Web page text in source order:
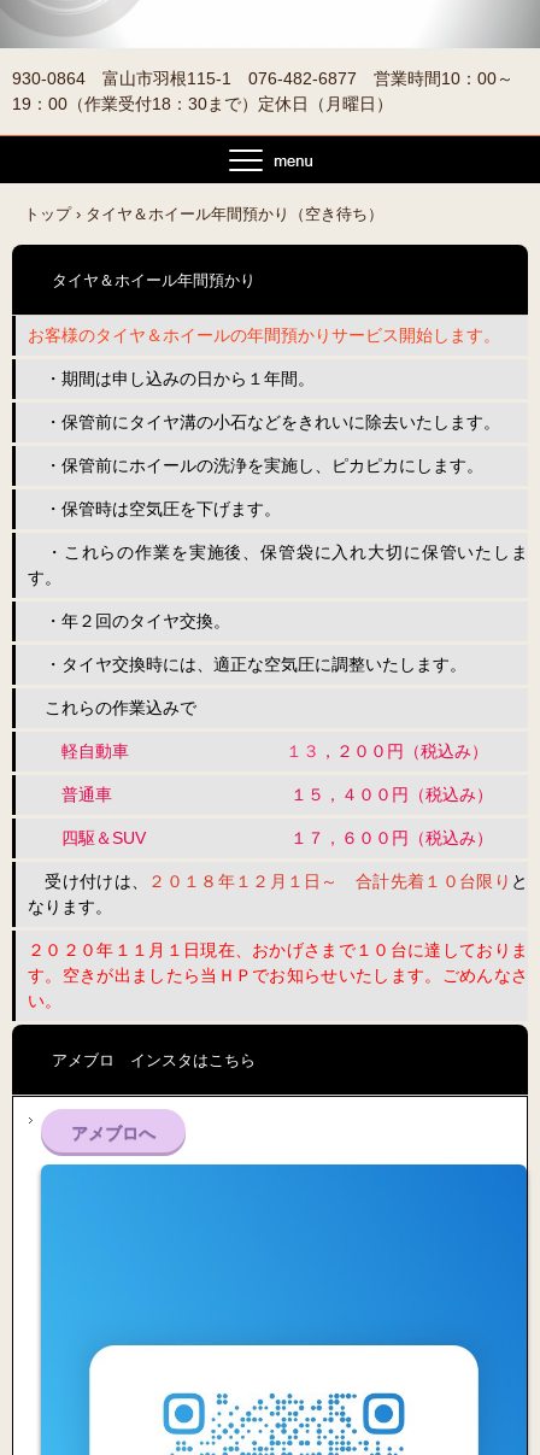
930-0864 富山市羽根115-1 076-482-6877 営業時間10：00～
19：00（作業受付18：30まで）定休日（月曜日）
トップ › タイヤ＆ホイール年間預かり（空き待ち）
タイヤ＆ホイール年間預かり
お客様のタイヤ＆ホイールの年間預かりサービス開始します。
・期間は申し込みの日から１年間。
・保管前にタイヤ溝の小石などをきれいに除去いたします。
・保管前にホイールの洗浄を実施し、ピカピカにします。
・保管時は空気圧を下げます。
・これらの作業を実施後、保管袋に入れ大切に保管いたしま
す。
・年２回のタイヤ交換。
・タイヤ交換時には、適正な空気圧に調整いたします。
これらの作業込みで
軽自動車 １３ ，２００円（税込み）
普通車 １５，４００円（税込み）
四駆＆SUV １７，６００円（税込み）
受け付けは、 ２０１８年１２月１日～ 合計先着１０台限り と
なります。
２０２０年１１月１日現在、おかげさまで１０台に達しておりま
す。空きが出ましたら当ＨＰでお知らせいたします。ごめんなさ
い。
アメブロ インスタはこちら
アメブロへ